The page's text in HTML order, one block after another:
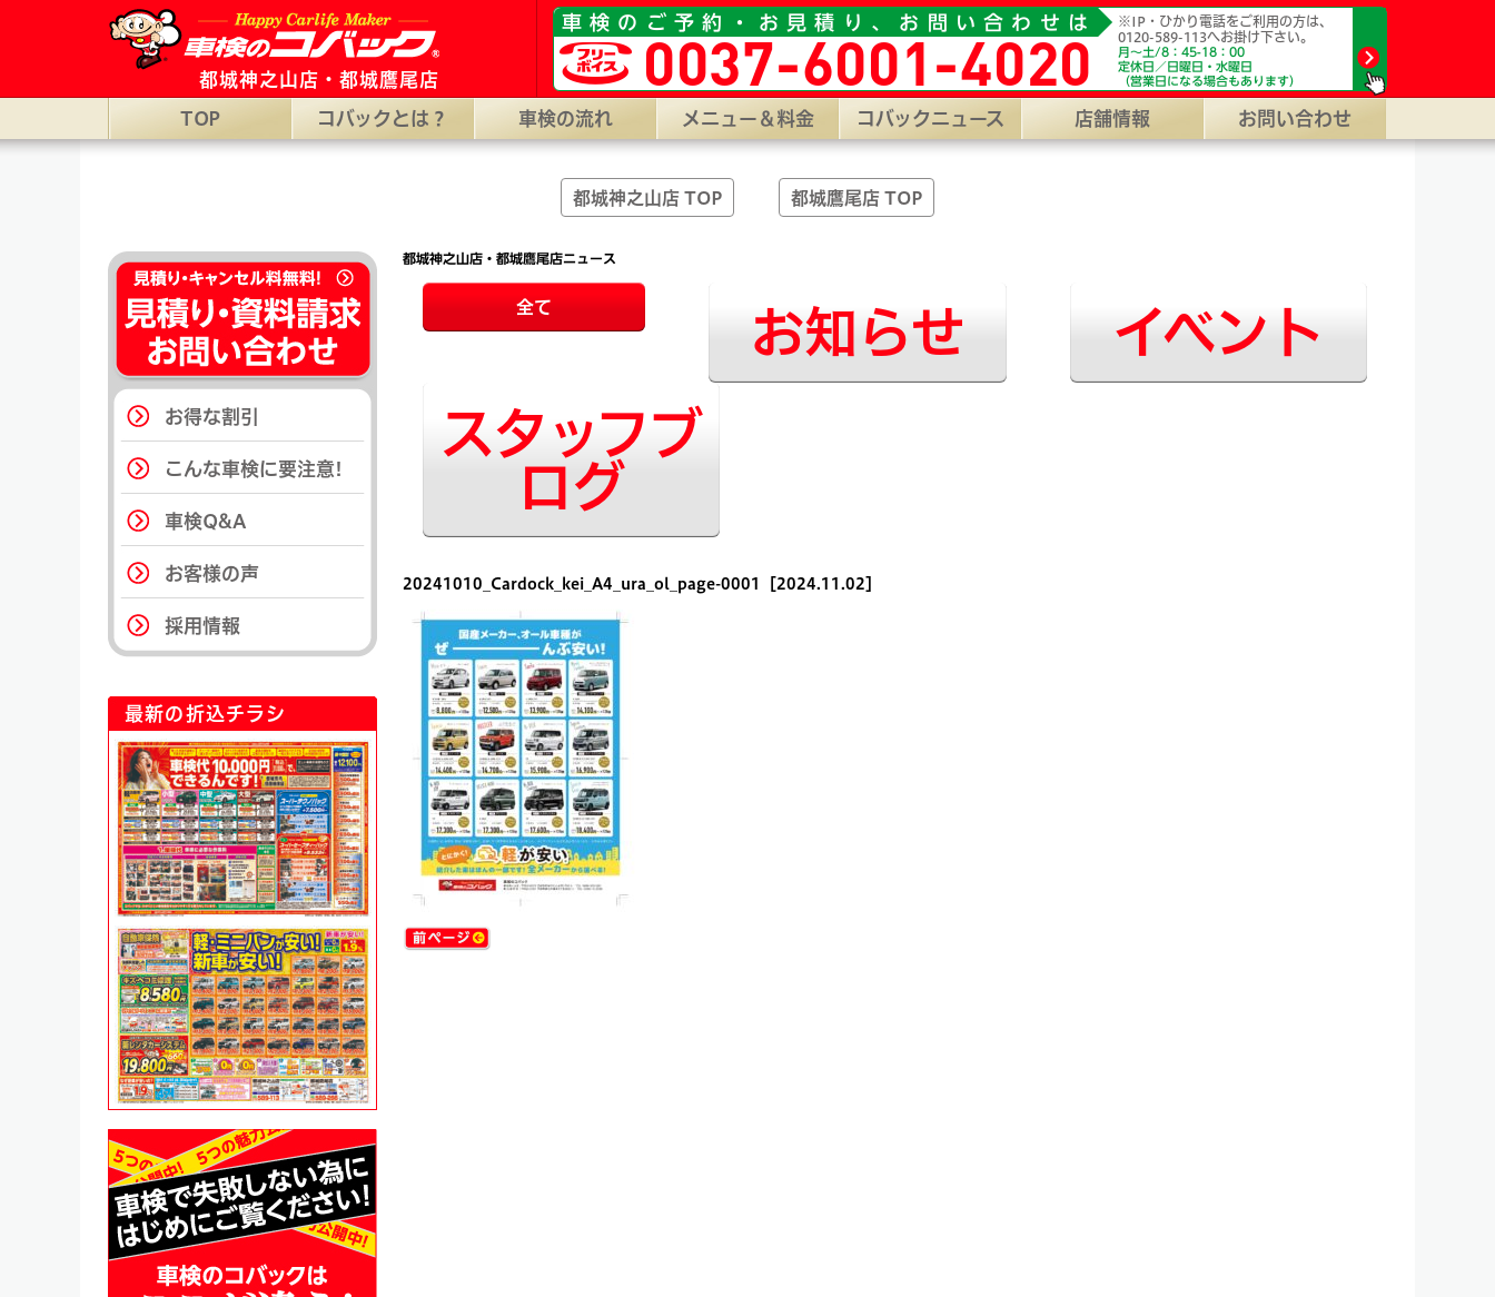
都城市の車検ならコバック都城神之山店・都城鷹尾店。［コバック都城神之山店］宮崎県都城市神之山町1796-6 ［コバック都城鷹尾店］宮崎県都城市鷹尾3-4660-3。 【WEB受付】24H年中無休対応/代行料0
都城神之山店・都城鷹尾店
車検のご予約・お見積り、お問い合わせは
0037-6001-4020
※IP・ひかり電話をご利用の方は、
0120-589-113へお掛け下さい。
月～土/8：45-18：00
定休日／日曜日・水曜日
（営業日になる場合もあります）
TOP コバックとは？ 車検の流れ メニュー＆料金 コバックニュース 店舗情報 お問い合わせ
都城神之山店 TOP 都城鷹尾店 TOP
お得な割引
こんな車検に要注意!
車検Q&A
お客様の声
採用情報
最新の折込チラシ
都城神之山店・都城鷹尾店ニュース
全て お知らせ
イベント
スタッフブ
ログ
20241010_Cardock_kei_A4_ura_ol_page-0001 ［2024.11.02］